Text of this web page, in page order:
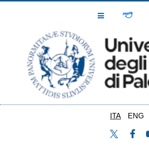
Toggle
ITA ENG